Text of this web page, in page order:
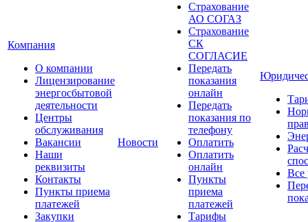
Компания
О компании
Лицензирование
энергосбытовой
деятельности
Центры
обслуживания
Вакансии
Наши
реквизиты
Контакты
Пункты приема
платежей
Закупки
Новости
Страхование
АО СОГАЗ
Страхование
СК
СОГЛАСИЕ
Передать
показания
онлайн
Передать
показания по
телефону
Оплатить
Оплатить
онлайн
Пункты
приема
платежей
Тарифы
Все